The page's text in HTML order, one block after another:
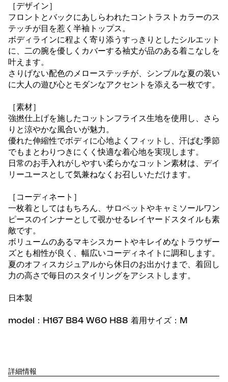
［デザイン］
フロントとバックにあしらわれたコントラストカラーのス
テッチが目を惹く半袖トップス。
ボディラインに程よく寄り添うすっきりとしたシルエット
に、二の腕を優しくカバーする袖丈が品のある着こなしを
叶えます。
さりげない配色のメローステッチが、シンプルな夏の装い
に大人の遊び心とモダンなアクセントを添える一枚です。
［素材］
強撚仕上げを施したコットンフライス生地を使用し、さら
りと涼やかな風合いが魅力。
優れた伸縮性でボディに心地よくフィットし、汗ばむ季節
でもまとわりつきにくく快適な着心地を実現します。
日常のお手入れがしやすい柔らかなコットン素材は、デイ
リーユースとして気兼ねなくお召しいただけます。
［コーディネート］
一枚着としてはもちろん、サロペットやキャミソールワン
ピースのインナーとして覗かせるレイヤードスタイルも素
敵です。
ボリュームのあるマキシスカートやキレイめなトラウザー
ズとも相性が良く、幅広いコーディネイトに調和します。
夏のオフィスカジュアルから休日のお出かけまで、着回し
力の高さで毎日のスタイリングをアシストします。
日本製
model：H167 B84 W60 H88 着用サイズ：M
詳細情報